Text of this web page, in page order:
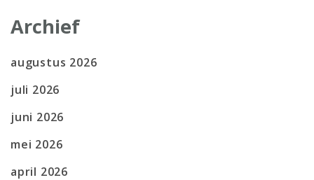
Archief
augustus 2026
juli 2026
juni 2026
mei 2026
april 2026